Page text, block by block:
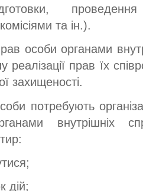
та ін.).
особи органами
реалізації прав їх
захищеності.
потребують
внутрішніх
дій;